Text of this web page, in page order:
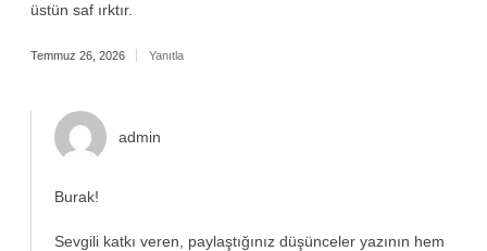
üstün saf ırktır.
Temmuz 26, 2026 Yanıtla
admin
Burak!
Sevgili katkı veren, paylaştığınız düşünceler yazının hem